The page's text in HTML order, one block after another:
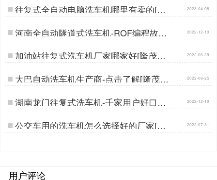
往复式全自动电脑洗车机哪里有卖的[隆
茂鑫晟]…
2023-04-08
河南全自动隧道式洗车机-ROF编程故障
自检[隆茂鑫晟]…
2022-12-10
加油站往复式洗车机厂家哪家好[隆茂鑫
晟]…
2022-06-29
大巴自动洗车机生产商-点击了解[隆茂鑫
晟]…
2022-06-25
湖南龙门往复式洗车机-千家用户好口碑
[隆茂鑫晟]…
2022-12-19
公交车用的洗车机怎么选择好的厂家[隆
茂鑫晟]…
2022-07-31
用户评论